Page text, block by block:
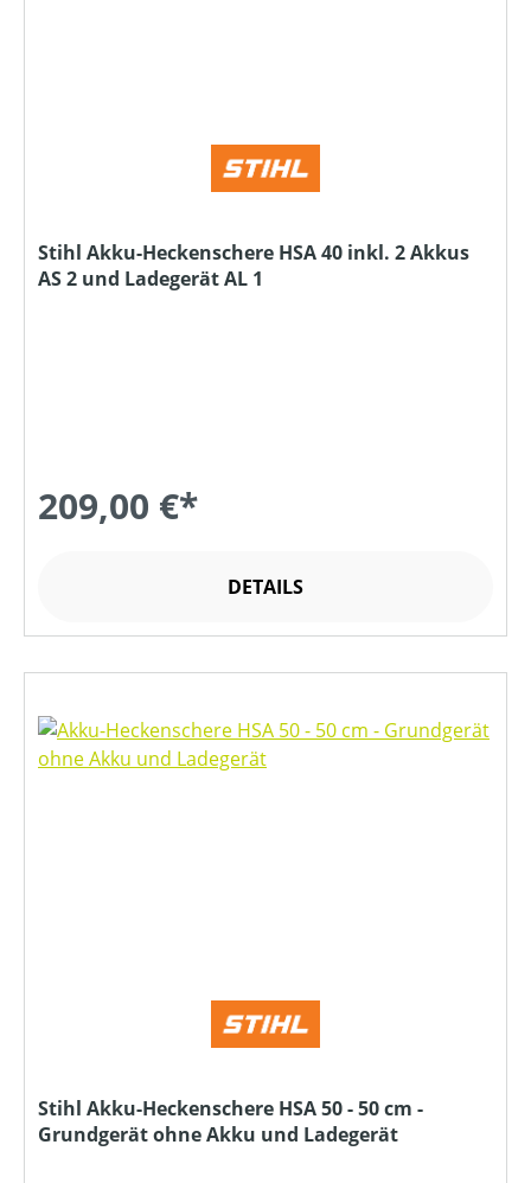
Stihl Akku-Heckenschere HSA 40 inkl. 2 Akkus
AS 2 und Ladegerät AL 1
209,00 €*
DETAILS
Stihl Akku-Heckenschere HSA 50 - 50 cm -
Grundgerät ohne Akku und Ladegerät